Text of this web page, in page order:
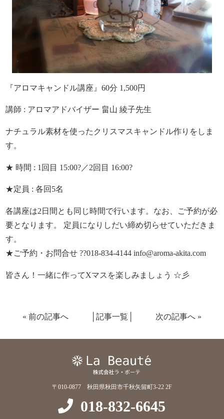
『アロマキャンドル講座』60分 1,500円
講師 : アロマアドバイザー 畠山 綾子先生
ナチュラル素材を使ったクリスマスキャンドル作りをしま
す。
★ 時間 : 1回目 15:00?／2回目 16:00?
★定員 : 各回5名
各講座は2日間とも同じ時間で行います。なお、ご予約が必
要となります。 定員になりしだい締め切らせていただきま
す。
★ご予約・お問合せ ??018-834-4144 info@aroma-akita.com
皆さん！一緒に作ってXマスを楽しみましょう ☆彡
« 前の記事へ 記事一覧 次の記事へ »
〒010-0877 秋田県秋田市千秋矢留町3-22 2F
018-832-6645